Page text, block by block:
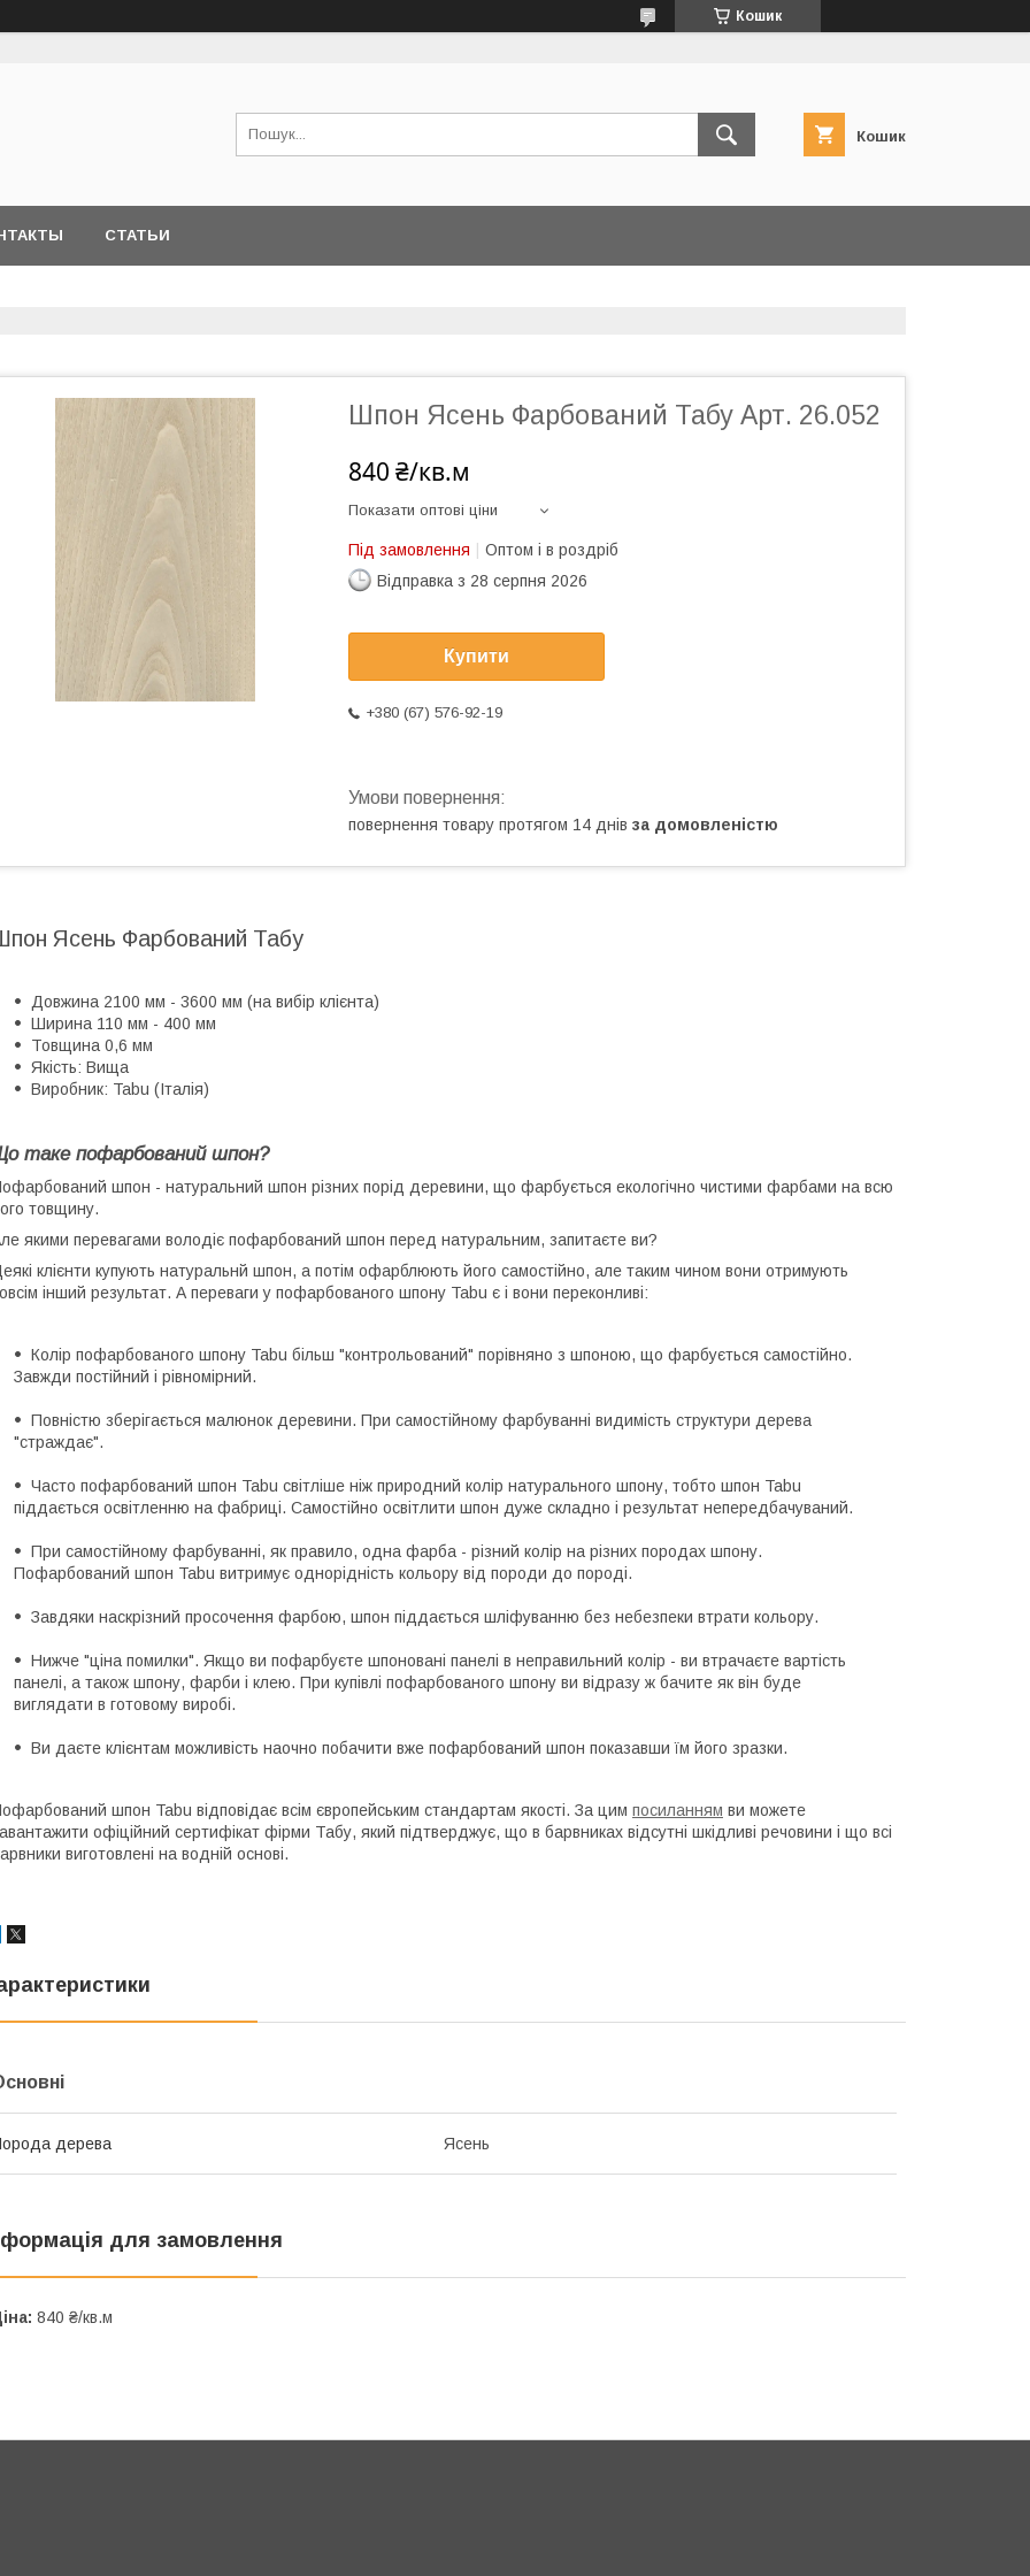
Кошик
Кошик
СТАТЬИ
Шпон Ясень Фарбований Табу Арт. 26.052
840 ₴/кв.м
Показати оптові ціни
Під замовлення
Оптом і в роздріб
Відправка з 28 серпня 2026
Купити
+380 (67) 576-92-19
повернення товару протягом 14 днів за домовленістю
Ясень Фарбований Табу
Довжина 2100 мм - 3600 мм (на вибір клієнта)
Ширина 110 мм - 400 мм
Товщина 0,6 мм
Якість: Вища
Виробник: Tabu (Італія)
таке пофарбований шпон?
шпон - натуральний шпон різних порід деревини, що фарбується екологічно чистими фарбами на всю
товщину.
якими перевагами володіє пофарбований шпон перед натуральним, запитаєте ви?
клієнти купують натуральнй шпон, а потім офарблюють його самостійно, але таким чином вони отримують
інший результат. А переваги у пофарбованого шпону Tabu є і вони переконливі:
Колір пофарбованого шпону Tabu більш "контрольований" порівняно з шпоною, що фарбується самостійно.
Завжди постійний і рівномірний.
Повністю зберігається малюнок деревини. При самостійному фарбуванні видимість структури дерева
"страждає".
Часто пофарбований шпон Tabu світліше ніж природний колір натурального шпону, тобто шпон Tabu
піддається освітленню на фабриці. Самостійно освітлити шпон дуже складно і результат непередбачуваний.
При самостійному фарбуванні, як правило, одна фарба - різний колір на різних породах шпону.
Пофарбований шпон Tabu витримує однорідність кольору від породи до породі.
Завдяки наскрізний просочення фарбою, шпон піддається шліфуванню без небезпеки втрати кольору.
Нижче "ціна помилки". Якщо ви пофарбуєте шпоновані панелі в неправильний колір - ви втрачаєте вартість
панелі, а також шпону, фарби і клею. При купівлі пофарбованого шпону ви відразу ж бачите як він буде
виглядати в готовому виробі.
Ви даєте клієнтам можливість наочно побачити вже пофарбований шпон показавши їм його зразки.
шпон Tabu відповідає всім європейським стандартам якості. За цим посиланням ви можете
офіційний сертифікат фірми Табу, який підтверджує, що в барвниках відсутні шкідливі речовини і що всі
виготовлені на водній основі.
дерева Ясень
для замовлення
840 ₴/кв.м